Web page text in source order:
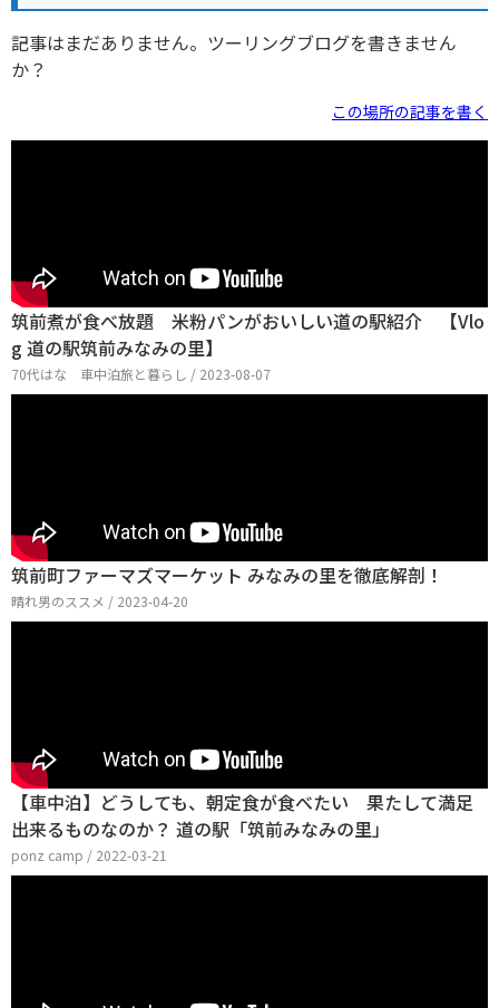
記事はまだありません。ツーリングブログを書きません
か？
この場所の記事を書く
筑前煮が食べ放題 米粉パンがおいしい道の駅紹介 【Vlo
g 道の駅筑前みなみの里】
70代はな 車中泊旅と暮らし / 2023-08-07
筑前町ファーマズマーケット みなみの里を徹底解剖！
晴れ男のススメ / 2023-04-20
【車中泊】どうしても、朝定食が食べたい 果たして満足
出来るものなのか？ 道の駅「筑前みなみの里」
ponz camp / 2022-03-21